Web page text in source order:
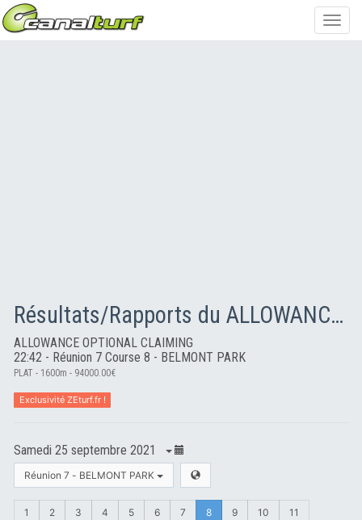
Résultats/Rapports du ALLOWANCE OPTIONAL CLAIMING
ALLOWANCE OPTIONAL CLAIMING
22:42 - Réunion 7 Course 8 - BELMONT PARK
PLAT - 1600m - 94000.00€
Exclusivité ZEturf.fr !
Samedi 25 septembre 2021
Réunion 7 - BELMONT PARK
1 2 3 4 5 6 7 8 9 10 11